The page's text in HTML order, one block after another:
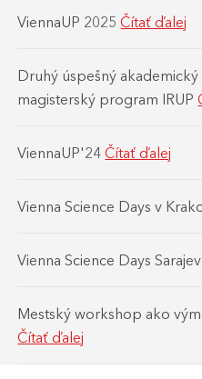
ViennaUP 2025Čítať ďalej
Druhý úspešný
magisterský program IRUP
ViennaUP'24Čítať ďalej
Vienna Science Days v
Vienna Science Days
Mestský workshop ako
Čítať ďalej